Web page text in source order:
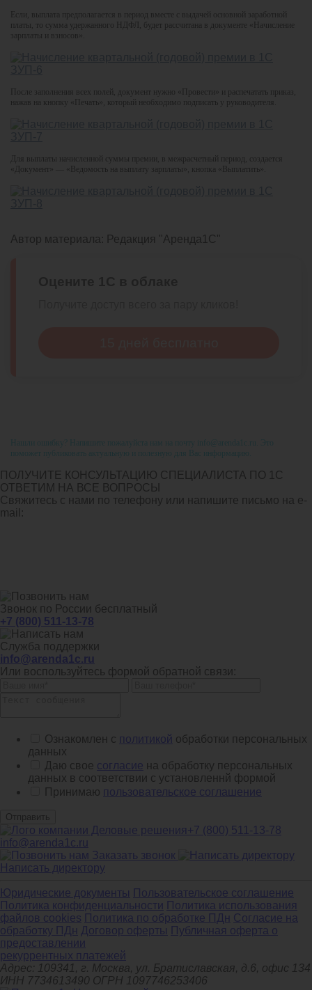
Если, выплата предполагается в период вместе с выдачей основной заработной
платы, то сумма удержанного НДФЛ, будет рассчитана в документе «Начисление
зарплаты и взносов».
После заполнения всех полей, документ нужно «Провести» и распечатать приказ,
нажав на кнопку «Печать», который необходимо подписать у руководителя.
Для выплаты начисленной суммы премии, в межрасчетный период, создается
«Документ» — «Ведомость на выплату зарплаты», кнопка «Выплатить».
Автор материала: Редакция "Аренда1С"
Нашли ошибку? Напишите пожалуйста нам на почту info@arenda1c.ru. Это
поможет публиковать актуальную и полезную для Вас информацию.
ПОЛУЧИТЕ КОНСУЛЬТАЦИЮ СПЕЦИАЛИСТА ПО 1С
ОТВЕТИМ НА ВСЕ ВОПРОСЫ
Свяжитесь с нами по телефону или напишите письмо на e-
mail:
Звонок по России бесплатный
+7 (800) 511-13-78
Служба поддержки
info@arenda1c.ru
Или воспользуйтесь формой обратной связи:
Ознакомлен с политикой обработки персональных
данных
Даю свое согласие на обработку персональных
данных в соответствии с установленнй формой
Принимаю пользовательское соглашение
Отправить
+7 (800) 511-13-78
info@arenda1c.ru
Заказать звонок
Написать директору
Юридические документы Пользовательское соглашение
Политика конфиденциальности Политика использования
файлов cookies Политика по обработке ПДн Cогласие на
обработку ПДн Договор оферты Публичная оферта о
предоставлении
рекуррентных платежей
Адрес: 109341, г. Москва, ул. Братиславская, д.6, офис 134
ИНН 7734613490 ОГРН 1097746253406